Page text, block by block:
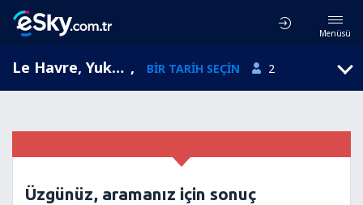
Menüsü
Le Havre, Yukarı Normandiya, Fransa , BIR TARIH SEÇIN 2
Üzgünüz, aramanız için sonuç